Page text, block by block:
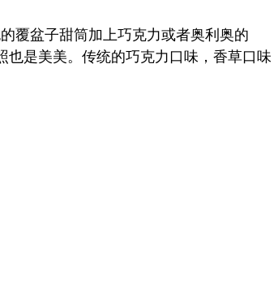
覆盆子甜筒加上巧克力或者奥利奥的
是美美。传统的巧克力口味，香草口味